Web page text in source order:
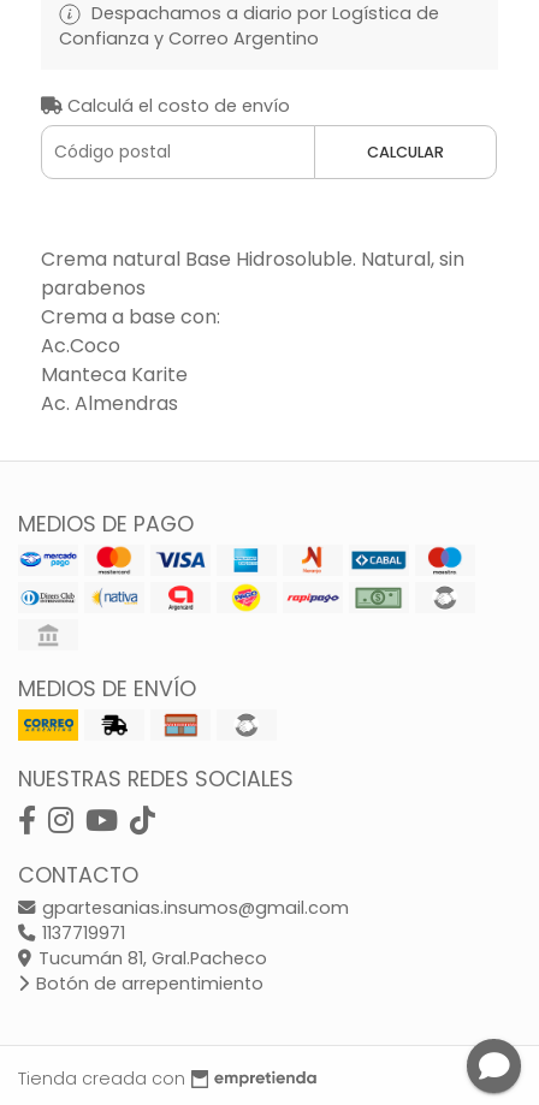
Despachamos a diario por Logística de
Confianza y Correo Argentino
Calculá el costo de envío
CALCULAR
Crema natural Base Hidrosoluble. Natural, sin
parabenos
Crema a base con:
Ac.Coco
Manteca Karite
Ac. Almendras
MEDIOS DE PAGO
MEDIOS DE ENVÍO
NUESTRAS REDES SOCIALES
CONTACTO
gpartesanias.insumos@gmail.com
1137719971
Tucumán 81, Gral.Pacheco
Botón de arrepentimiento
Tienda creada con